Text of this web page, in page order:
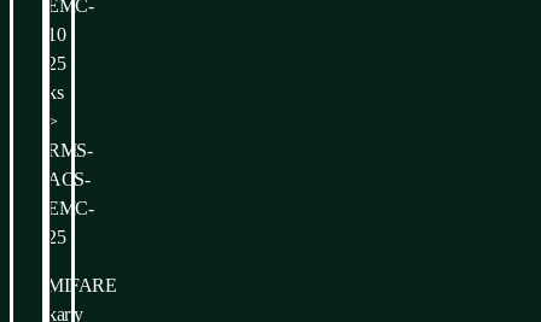
EMC-
10
25
ks
>
RMS-
ACS-
EMC-
25
MIFARE
karty